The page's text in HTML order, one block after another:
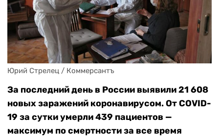
Юрий Стрелец / Коммерсантъ
За последний день в России выявили 21 608
новых заражений коронавирусом. От COVID-
19 за сутки умерли 439 пациентов —
максимум по смертности за все время